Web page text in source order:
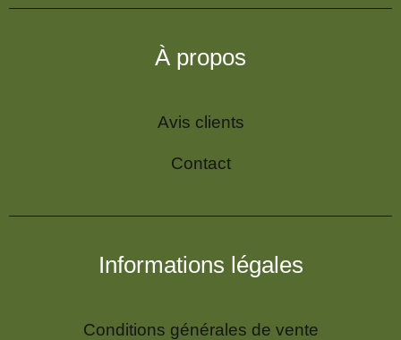
À propos
Avis clients
Contact
Informations légales
Conditions générales de vente